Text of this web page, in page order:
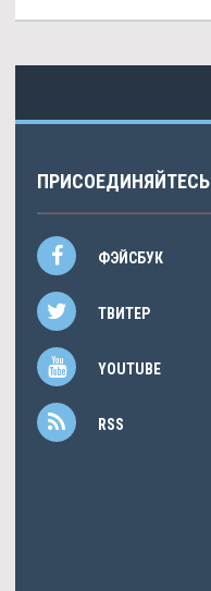
ПРИСОЕДИНЯЙТЕСЬ
ФЭЙСБУК
ТВИТЕР
YOUTUBE
RSS